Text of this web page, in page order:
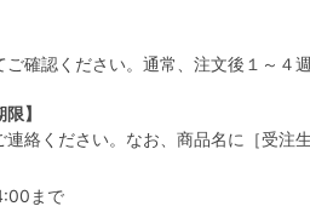
確認ください。通常、注文後１～４
】
絡ください。なお、商品名に［受注
まで